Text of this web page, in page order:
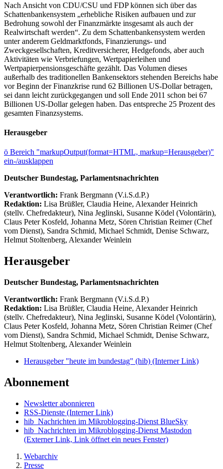
Nach Ansicht von CDU/CSU und FDP können sich über das
Schattenbankensystem „erhebliche Risiken aufbauen und zur
Bedrohung sowohl der Finanzmärkte insgesamt als auch der
Realwirtschaft werden“. Zu dem Schattenbankensystem werden
unter anderem Geldmarktfonds, Finanzierungs- und
Zweckgesellschaften, Kreditversicherer, Hedgefonds, aber auch
Aktivitäten wie Verbriefungen, Wertpapierleihen und
Wertpapierpensionsgeschäfte gezählt. Das Volumen dieses
außerhalb des traditionellen Bankensektors stehenden Bereichs habe
vor Beginn der Finanzkrise rund 62 Billionen US-Dollar betragen,
sei dann leicht zurückgegangen und soll Ende 2011 schon bei 67
Billionen US-Dollar gelegen haben. Das entspreche 25 Prozent des
gesamten Finanzsystems.
Herausgeber
ö Bereich "markupOutput(format=HTML, markup=Herausgeber)"
ein-/ausklappen
Deutscher Bundestag, Parlamentsnachrichten
Verantwortlich: Frank Bergmann (V.i.S.d.P.)
Redaktion: Lisa Brüßler, Claudia Heine, Alexander Heinrich
(stellv. Chefredakteur), Nina Jeglinski, Susanne Ködel (Volontärin),
Claus Peter Kosfeld, Johanna Metz, Sören Christian Reimer (Chef
vom Dienst), Sandra Schmid, Michael Schmidt, Denise Schwarz,
Helmut Stoltenberg, Alexander Weinlein
Herausgeber
Deutscher Bundestag, Parlamentsnachrichten
Verantwortlich: Frank Bergmann (V.i.S.d.P.)
Redaktion: Lisa Brüßler, Claudia Heine, Alexander Heinrich
(stellv. Chefredakteur), Nina Jeglinski, Susanne Ködel (Volontärin),
Claus Peter Kosfeld, Johanna Metz, Sören Christian Reimer (Chef
vom Dienst), Sandra Schmid, Michael Schmidt, Denise Schwarz,
Helmut Stoltenberg, Alexander Weinlein
Herausgeber "heute im bundestag" (hib) (Interner Link)
Abonnement
Newsletter abonnieren
RSS-Dienste (Interner Link)
hib_Nachrichten im Mikroblogging-Dienst BlueSky
hib_Nachrichten im Mikroblogging-Dienst Mastodon
(Externer Link, Link öffnet ein neues Fenster)
Webarchiv
Presse